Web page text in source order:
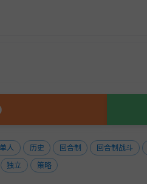
单人 历史 回合制 回合制战斗
独立 策略